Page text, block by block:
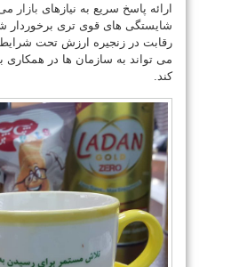
ارائه پاسخ سریع به نیازهای بازار می
شایستگی های قوی تری برخوردار
رقابت در زنجیره ارزش تحت
می تواند به سازمان ها در همکاری
کند.